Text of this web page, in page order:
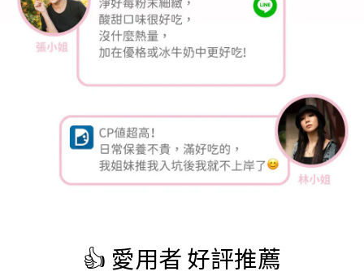
👍 愛用者 好評推薦